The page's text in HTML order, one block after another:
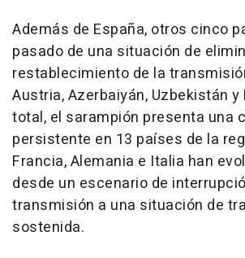
Además de España, otros cinco
pasado de una situación de
restablecimiento de la
Austria, Azerbaiyán, Uzbekistán y
total, el sarampión presenta una
persistente en 13 países de la
Francia, Alemania e Italia han
desde un escenario de
transmisión a una situación de
sostenida.